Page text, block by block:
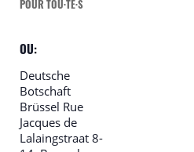
POUR TOU·TE·S
OU:
Deutsche
Botschaft
Brüssel Rue
Jacques de
Lalaingstraat 8-